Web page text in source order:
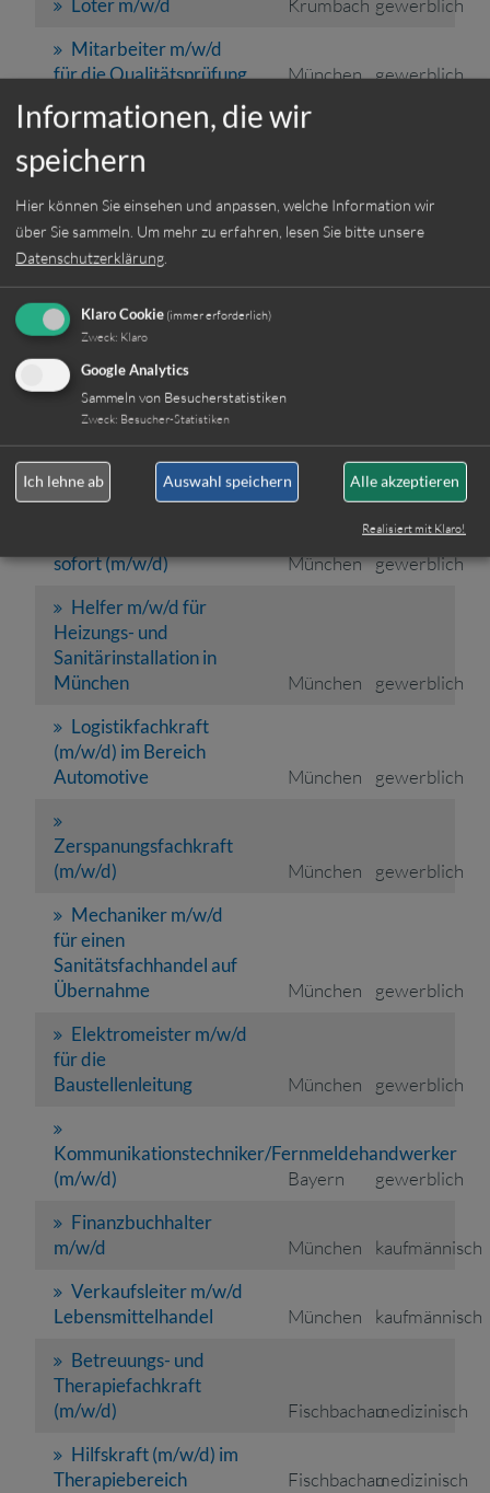
Löter m/w/d Krumbach gewerblich
Mitarbeiter m/w/d
für die Qualitätsprüfung
München gewerblich
Buchhalter m/w/d
München
Metzgereiverkäufer
gesucht
München kaufmännisch
Fahrlehrer (m/w/d)
Kundendiensttechniker
Region München
Maschineneinrichter
m/w/d für die
Formteileproduktion
München gewerblich
sofort (m/w/d)
München gewerblich
Helfer m/w/d für
Heizungs- und
Sanitärinstallation in
München
München
gewerblich
Logistikfachkraft
(m/w/d) im Bereich
Automotive
München gewerblich
Zerspanungsfachkraft
(m/w/d)
München
gewerblich
Mechaniker m/w/d
für einen
Sanitätsfachhandel auf
Übernahme
München
gewerblich
Elektromeister m/w/d
für die
Baustellenleitung
München gewerblich
Kommunikationstechniker/Fernmeldehandwerker
(m/w/d)
Bayern
gewerblich
Finanzbuchhalter
m/w/d
München
kaufmännisch
Verkaufsleiter m/w/d
Lebensmittelhandel
München
kaufmännisch
Betreuungs- und
Therapiefachkraft
(m/w/d)
Fischbachaumedizinisch
Hilfskraft (m/w/d) im
Therapiebereich
Fischbachaumedizinisch
Informationen, die wir
speichern
Hier können Sie einsehen und anpassen, welche Information wir
über Sie sammeln. Um mehr zu erfahren, lesen Sie bitte unsere
Datenschutzerklärung.
Klaro Cookie (immer erforderlich)
Zweck: Klaro
Google Analytics
Sammeln von Besucherstatistiken
Zweck: Besucher-Statistiken
Ich lehne ab Auswahl speichern Alle akzeptieren
Realisiert mit Klaro!